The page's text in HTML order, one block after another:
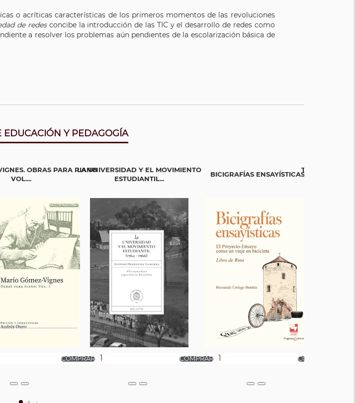
o acríticas características de los primeros momentos de las revoluciones
de redesconcibe la introducción de las TIC y el desarrollo de redes como
a resolver los problemas aún pendientes de la escolarización básica de
EDUCACIÓN Y PEDAGOGÍA
OBRAS PARA PIANO
VOL....
LA UNIVERSIDAD Y EL MOVIMIENTO
ESTUDIANTIL...
BICIGRAFÍAS ENSAYÍSTICAS
TEJIENDO